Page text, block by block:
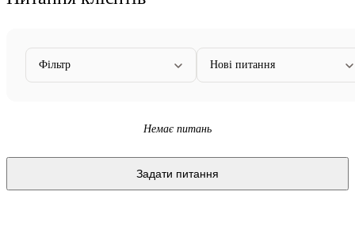
Фільтр Нові питання
Немає питань
Задати питання